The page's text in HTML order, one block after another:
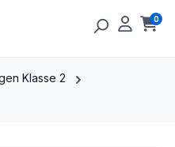
0
Klasse 2